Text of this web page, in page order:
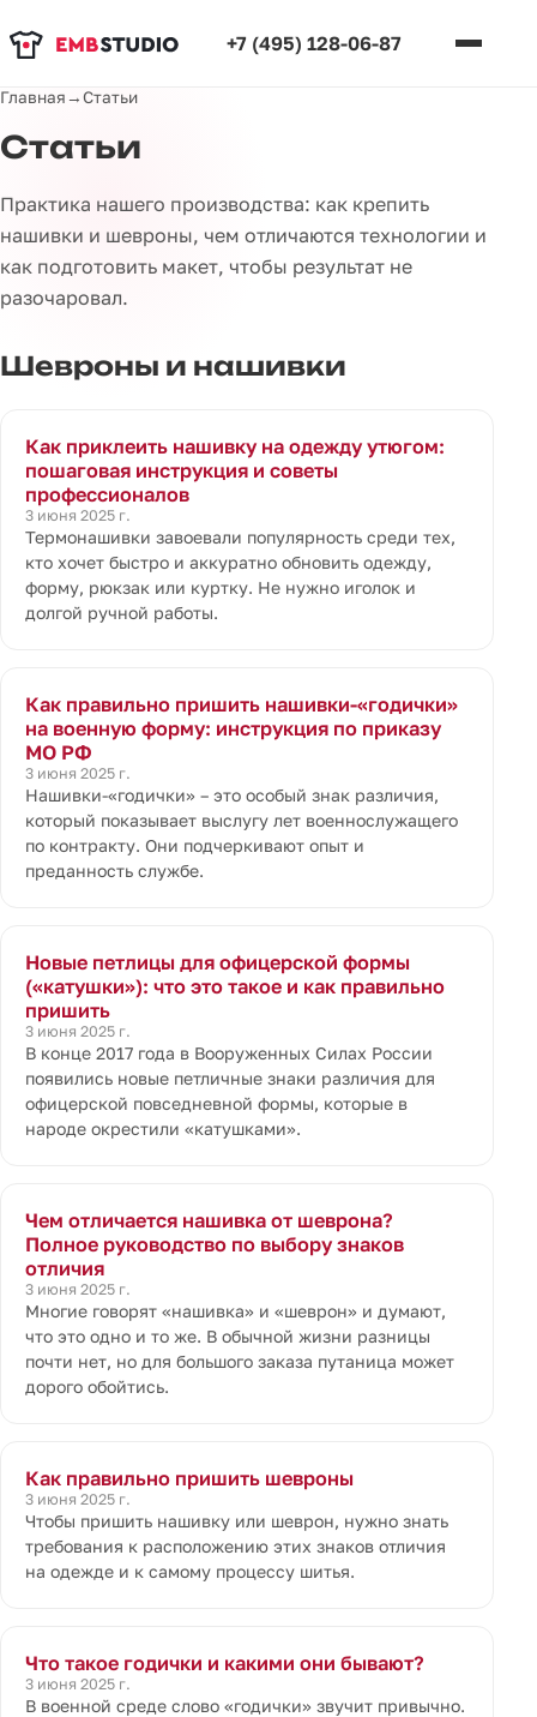
+7 (495) 128-06-87
Главная→Статьи
Статьи
Практика нашего производства: как крепить
нашивки и шевроны, чем отличаются технологии и
как подготовить макет, чтобы результат не
разочаровал.
Шевроны и нашивки
Как приклеить нашивку на одежду утюгом:
пошаговая инструкция и советы
профессионалов
3 июня 2025 г.
Термонашивки завоевали популярность среди тех,
кто хочет быстро и аккуратно обновить одежду,
форму, рюкзак или куртку. Не нужно иголок и
долгой ручной работы.
Как правильно пришить нашивки-«годички»
на военную форму: инструкция по приказу
МО РФ
3 июня 2025 г.
Нашивки-«годички» – это особый знак различия,
который показывает выслугу лет военнослужащего
по контракту. Они подчеркивают опыт и
преданность службе.
Новые петлицы для офицерской формы
(«катушки»): что это такое и как правильно
пришить
3 июня 2025 г.
В конце 2017 года в Вооруженных Силах России
появились новые петличные знаки различия для
офицерской повседневной формы, которые в
народе окрестили «катушками».
Чем отличается нашивка от шеврона?
Полное руководство по выбору знаков
отличия
3 июня 2025 г.
Многие говорят «нашивка» и «шеврон» и думают,
что это одно и то же. В обычной жизни разницы
почти нет, но для большого заказа путаница может
дорого обойтись.
Как правильно пришить шевроны
3 июня 2025 г.
Чтобы пришить нашивку или шеврон, нужно знать
требования к расположению этих знаков отличия
на одежде и к самому процессу шитья.
Что такое годички и какими они бывают?
3 июня 2025 г.
В военной среде слово «годички» звучит привычно.